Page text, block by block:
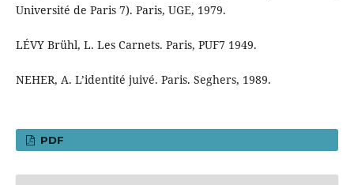
Université de Paris 7). Paris, UGE, 1979.
LÉVY Brühl, L. Les Carnets. Paris, PUF7 1949.
NEHER, A. L’identité juivé. Paris. Seghers, 1989.
PDF